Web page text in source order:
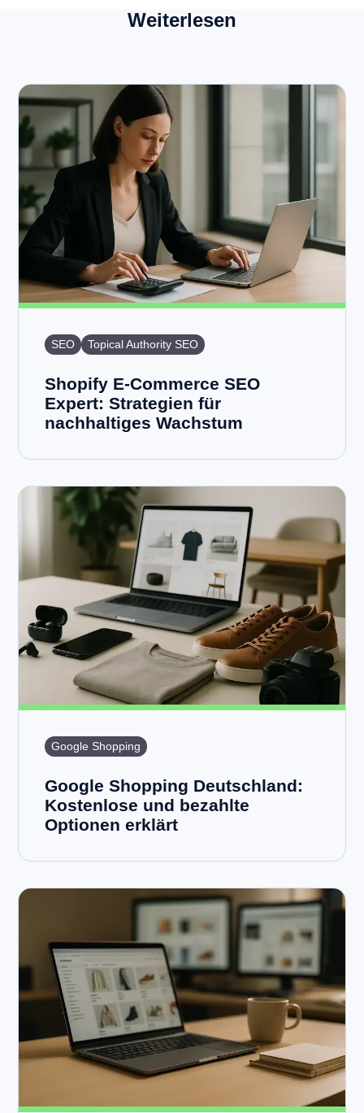
Weiterlesen
SEO Topical Authority SEO
Shopify E-Commerce SEO
Expert: Strategien für
nachhaltiges Wachstum
Google Shopping
Google Shopping Deutschland:
Kostenlose und bezahlte
Optionen erklärt